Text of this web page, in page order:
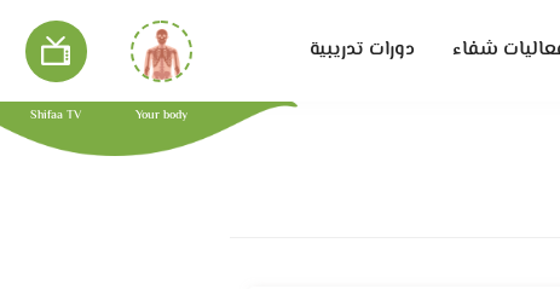
شفاء دورات تدريبية
Your body
Shifaa TV